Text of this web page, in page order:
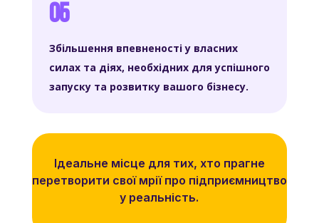
05
Збільшення впевненості у власних
силах та діях, необхідних для успішного
запуску та розвитку вашого бізнесу.
Ідеальне місце для тих, хто прагне
перетворити свої мрії про підприємництво
у реальність.